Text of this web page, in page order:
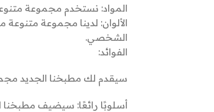
المواد: نستخدم مجموعة
الألوان: لدينا مجموعة
الشخصي.
الفوائد:
سيقدم لك مطبخنا الجديد
أسلوبًا رائعًا: سيضيف مطبخنا